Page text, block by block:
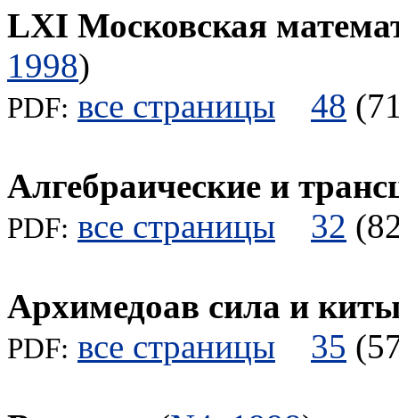
LXI Московская
1998)
PDF: все страницы 48
Алгебраические и
PDF: все страницы 32
Архимедоав сила и
PDF: все страницы 35